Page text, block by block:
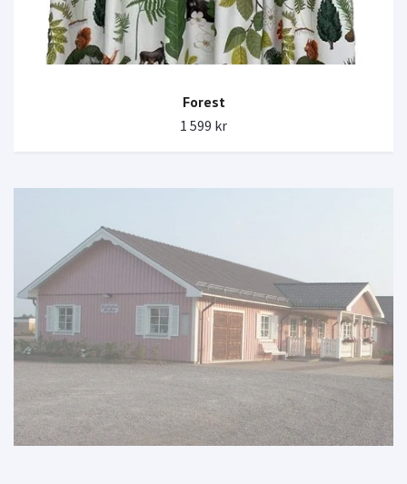
Forest
1 599 kr